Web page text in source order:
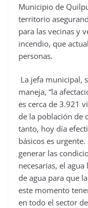
Municipio de
territorio
para las vecinas y
incendio, que
personas.
La jefa municipal,
maneja, “la
es cerca de 3.921
de la población de
tanto, hoy día
básicos es
generar las
necesarias, el
de agua para que
este momento
en todo el sector